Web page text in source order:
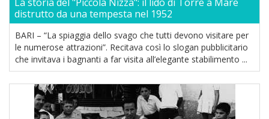
distrutto da una tempesta nel 1952
BARI – “La spiaggia dello svago che tutti devono visitare per
le numerose attrazioni”. Recitava così lo slogan pubblicitario
che invitava i bagnanti a far visita all’elegante stabilimento ...